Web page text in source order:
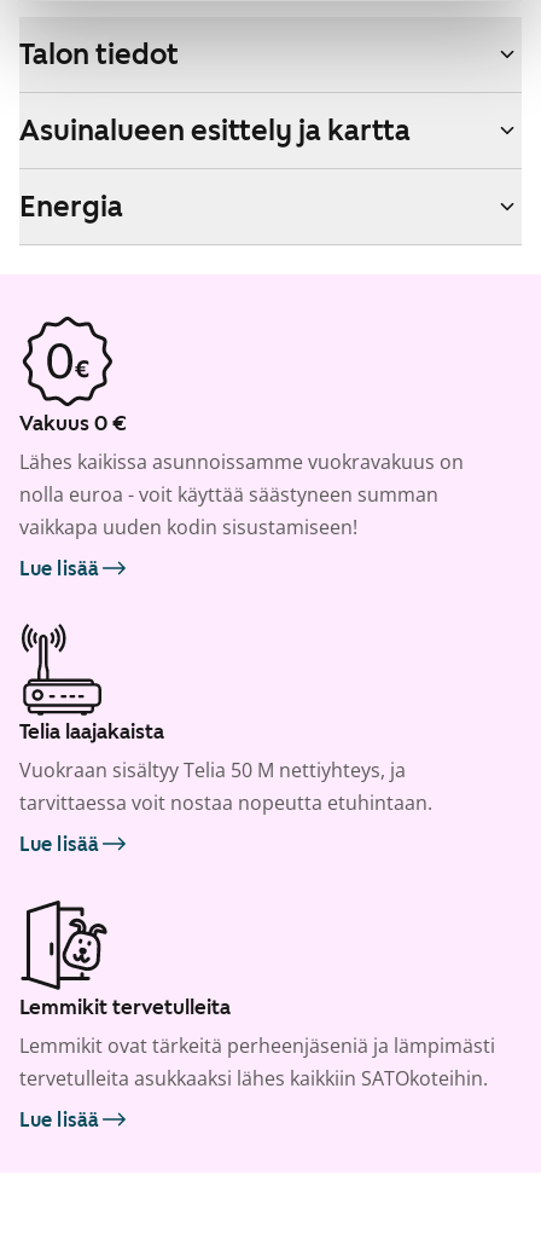
Talon tiedot
Asuinalueen esittely ja kartta
Energia
Vakuus 0 €
Lähes kaikissa asunnoissamme vuokravakuus on
nolla euroa - voit käyttää säästyneen summan
vaikkapa uuden kodin sisustamiseen!
Lue lisää
Telia laajakaista
Vuokraan sisältyy Telia 50 M nettiyhteys, ja
tarvittaessa voit nostaa nopeutta etuhintaan.
Lue lisää
Lemmikit tervetulleita
Lemmikit ovat tärkeitä perheenjäseniä ja lämpimästi
tervetulleita asukkaaksi lähes kaikkiin SATOkoteihin.
Lue lisää